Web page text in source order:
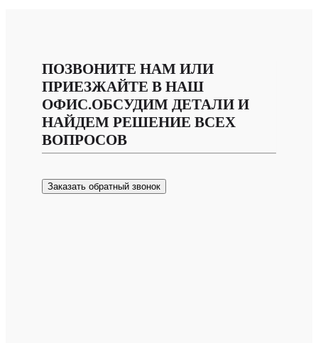
ПОЗВОНИТЕ НАМ ИЛИ
ПРИЕЗЖАЙТЕ В НАШ
ОФИС.ОБСУДИМ ДЕТАЛИ И
НАЙДЕМ РЕШЕНИЕ ВСЕХ
ВОПРОСОВ
Заказать обратный звонок